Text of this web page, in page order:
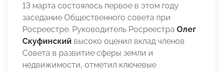
13 марта состоялось первое в этом году
заседание Общественного совета при
Росреестре. Руководитель Росреестра Олег
Скуфинский высоко оценил вклад членов
Совета в развитие сферы земли и
недвижимости, отметил ключевые